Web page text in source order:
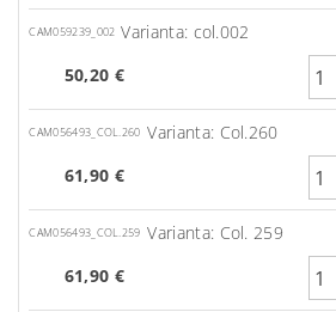
CAM059239_002 Varianta: col.002
50,20 €
CAM056493_COL.260 Varianta: Col.260
61,90 €
CAM056493_COL.259 Varianta: Col. 259
61,90 €